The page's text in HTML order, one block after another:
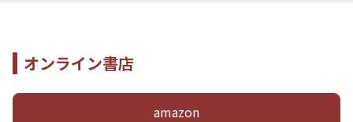
オンライン書店
amazon